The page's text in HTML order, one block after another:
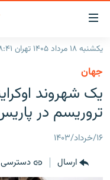
لینک‌های
قابلیت
دسترسی
بازگشت
منوی
اصلی
رفتن
صفحه
جستجو
ایران
جهان
برنامه‌های رادیویی
پادکست
چندرسانه‌ای
یکشنبه ۱۸ مرداد ۱۴۰۵ تهران ۰۸:۴۱
جهان
يک شهروند
تروريسم در
۱۶/خرداد/۱۴۰۳
ارسال
دسترسی